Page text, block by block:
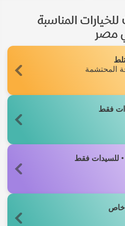
المناسبة
مصر
المحتشمة
فقط
للسيدات فقط
خاص